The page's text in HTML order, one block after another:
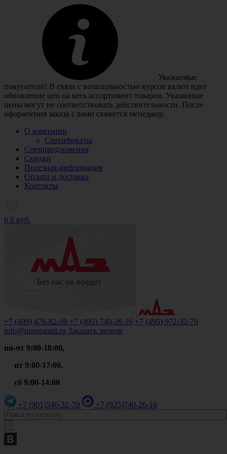
Уважаемые
покупатели! В связи с волатильностью курсов валют идет
обновление цен на весь ассортимент товаров. Указанные
цены могут не соответствовать действительности. После
оформления заказа с вами свяжется менеджер.
О компании
Сертификаты
Спецпредложения
Скидки
Полезная информация
Оплата и доставка
Контакты
0 0 руб.
+7 (499) 476-82-09 +7 (495) 740-26-16 +7 (495) 972-32-70
info@mazgarant.ru Заказать звонок
пн-чт 9:00-18:00,
пт 9:00-17:00,
сб 9:00-14:00
+7 (901)546-32-70 +7 (925)740-26-16